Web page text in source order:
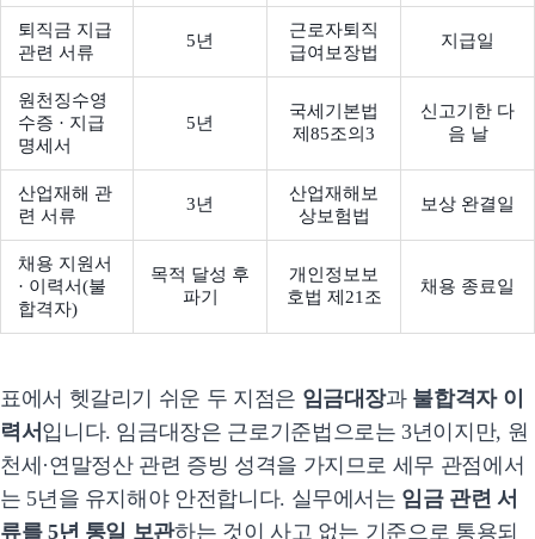
퇴직금 지급
관련 서류
5년
근로자퇴직
급여보장법
지급일
원천징수영
수증 · 지급
명세서
5년
국세기본법
제85조의3
신고기한 다
음 날
산업재해 관
련 서류
3년
산업재해보
상보험법
보상 완결일
채용 지원서
· 이력서(불
합격자)
목적 달성 후
파기
개인정보보
호법 제21조
채용 종료일
표에서 헷갈리기 쉬운 두 지점은 임금대장과 불합격자 이
력서 입니다. 임금대장은 근로기준법으로는 3년이지만, 원
천세·연말정산 관련 증빙 성격을 가지므로 세무 관점에서
는 5년을 유지해야 안전합니다. 실무에서는 임금 관련 서
류를 5년 통일 보관하는 것이 사고 없는 기준으로 통용되